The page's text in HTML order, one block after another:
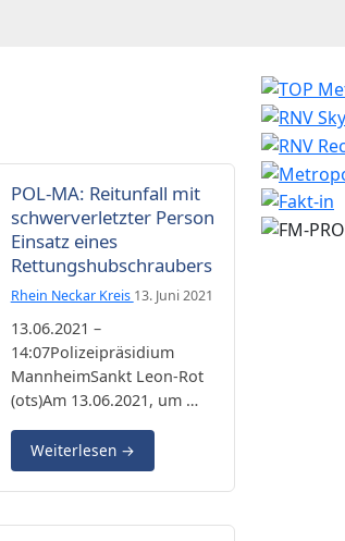
POL-MA: Reitunfall mit
schwerverletzter Person
Einsatz eines
Rettungshubschraubers
Rhein Neckar Kreis 13. Juni 2021
13.06.2021 –
14:07Polizeipräsidium
MannheimSankt Leon-Rot
(ots)Am 13.06.2021, um …
Weiterlesen →